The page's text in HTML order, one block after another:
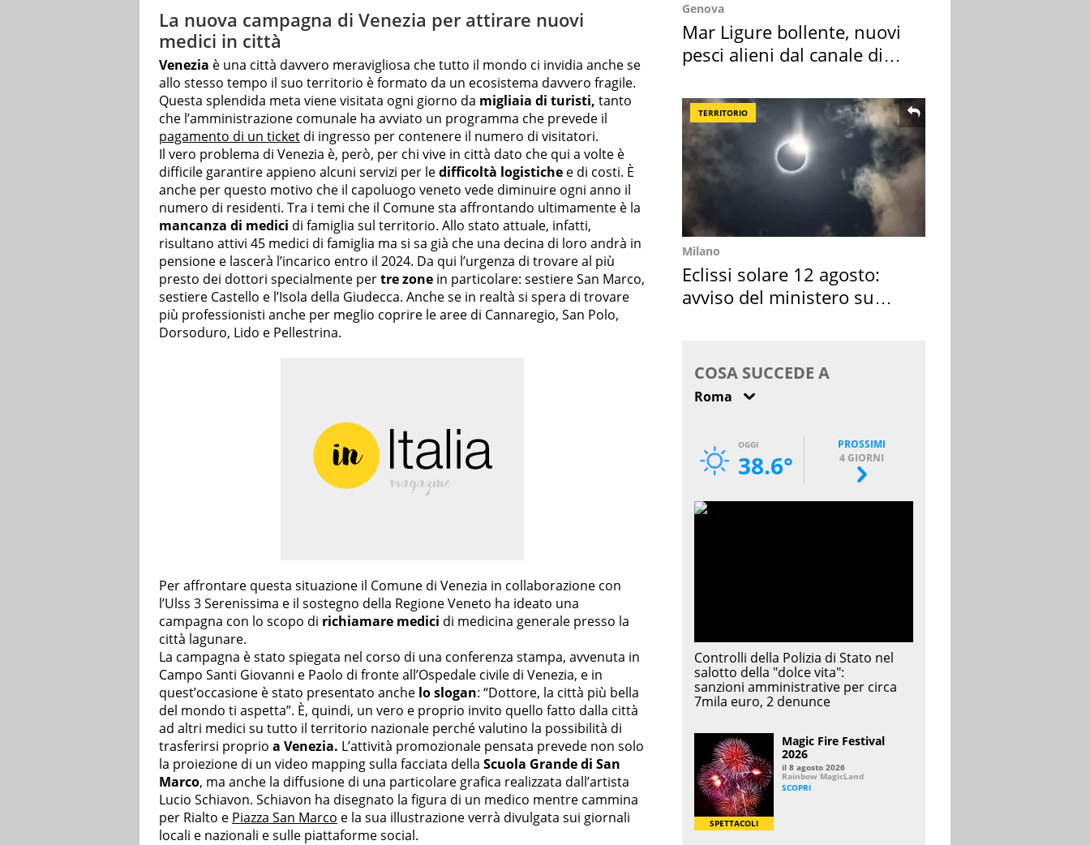
La nuova campagna di Venezia per attirare nuovi
medici in città
Venezia è una città davvero meravigliosa che tutto il mondo ci invidia anche se
allo stesso tempo il suo territorio è formato da un ecosistema davvero fragile.
Questa splendida meta viene visitata ogni giorno da migliaia di turisti, tanto
che l’amministrazione comunale ha avviato un programma che prevede il
pagamento di un ticket di ingresso per contenere il numero di visitatori.
Il vero problema di Venezia è, però, per chi vive in città dato che qui a volte è
difficile garantire appieno alcuni servizi per ledifficoltà logistiche e di costi. È
anche per questo motivo che il capoluogo veneto vede diminuire ogni anno il
numero di residenti. Tra i temi che il Comune sta affrontando ultimamente è la
mancanza di medici di famiglia sul territorio. Allo stato attuale, infatti,
risultano attivi 45 medici di famiglia ma si sa già che una decina di loro andrà in
pensione e lascerà l’incarico entro il 2024. Da qui l’urgenza di trovare al più
presto dei dottori specialmente pertre zone in particolare: sestiere San Marco,
sestiere Castello e l’Isola della Giudecca. Anche se in realtà si spera di trovare
più professionisti anche per meglio coprire le aree di Cannaregio, San Polo,
Dorsoduro, Lido e Pellestrina.
Per affrontare questa situazione il Comune di Venezia in collaborazione con
l’Ulss 3 Serenissima e il sostegno della Regione Veneto ha ideato una
campagna con lo scopo di richiamare medici di medicina generale presso la
città lagunare.
La campagna è stato spiegata nel corso di una conferenza stampa, avvenuta in
Campo Santi Giovanni e Paolo di fronte all’Ospedale civile di Venezia, e in
quest’occasione è stato presentato anche lo slogan: “Dottore, la città più bella
del mondo ti aspetta”. È, quindi, un vero e proprio invito quello fatto dalla città
ad altri medici su tutto il territorio nazionale perché valutino la possibilità di
trasferirsi proprio a Venezia. L’attività promozionale pensata prevede non solo
la proiezione di un video mapping sulla facciata della Scuola Grande di San
Marco, ma anche la diffusione di una particolare grafica realizzata dall’artista
Lucio Schiavon. Schiavon ha disegnato la figura di un medico mentre cammina
per Rialto e Piazza San Marco e la sua illustrazione verrà divulgata sui giornali
locali e nazionali e sulle piattaforme social.
Genova
Mar Ligure bollente, nuovi
pesci alieni dal canale di
TERRITORIO
Milano
Eclissi solare 12 agosto:
avviso del ministero su